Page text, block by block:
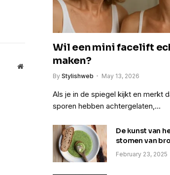
Website
Wil een mini facelift
maken?
By Stylishweb May 13, 2026
Als je in de spiegel kijkt en merkt
sporen hebben achtergelaten,…
De kunst van
stomen van
February 23, 2025